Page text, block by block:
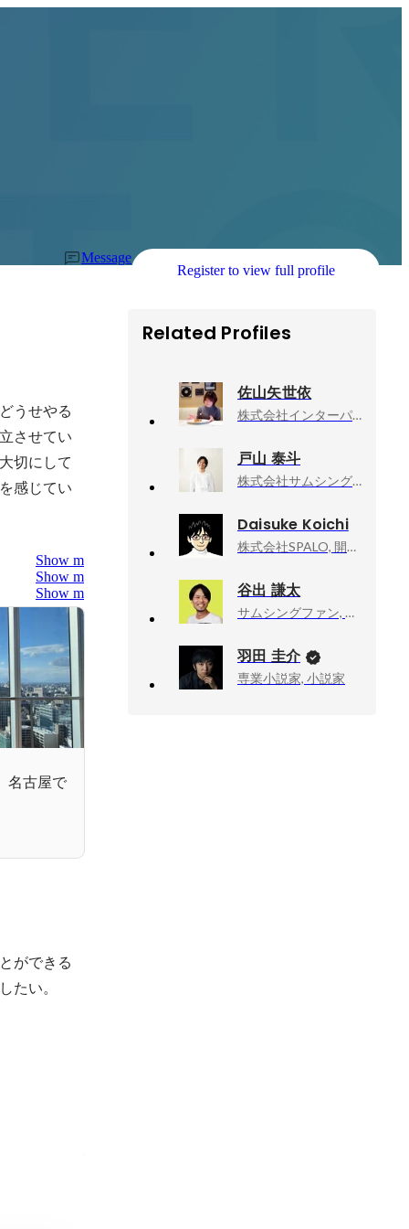
Message
Register to view full profile
うせやる
させてい
切にして
感じてい
Show more
Show more
Show more
名古屋で
ができる
たい。
Related Profiles
佐山矢世依
株式会社インターパーク, 管理部 係長
戸山 泰斗
株式会社サムシングファン, マーケティング部
Daisuke Koichi
株式会社SPALO, 開発部
谷出 謙太
サムシングファン, DX事業部・東西エディターチームマネージャー
羽田 圭介
専業小説家, 小説家